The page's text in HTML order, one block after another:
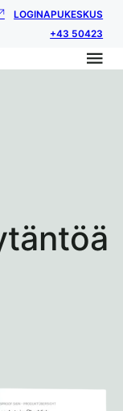
LOGINAPUKESKUS
+43 50423